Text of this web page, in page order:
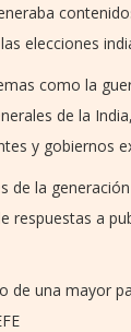
elecciones
como la
de la
y gobiernos
de la
respuestas a
de una mayor